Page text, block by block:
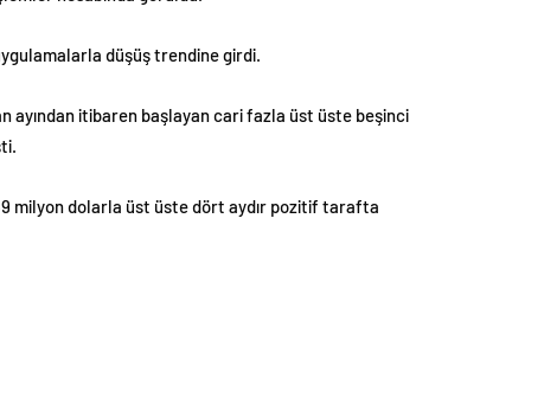
düşüş trendine girdi.
ayından itibaren başlayan cari fazla üst üste beşinci
milyon dolarla üst üste dört aydır pozitif tarafta